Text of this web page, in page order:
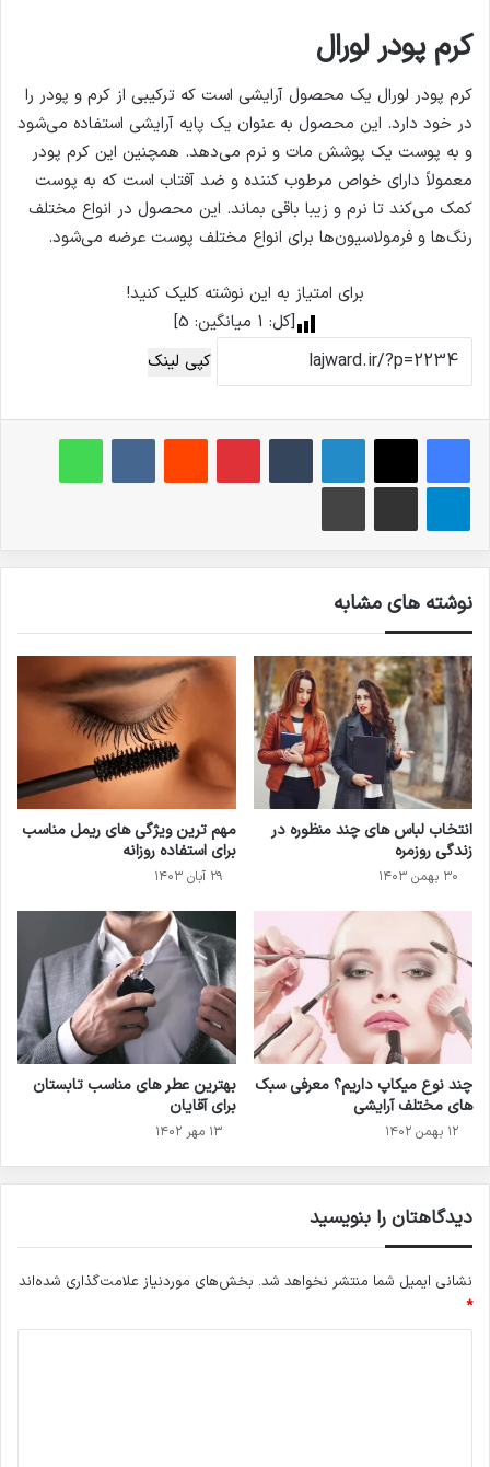
کرم پودر لورال
کرم پودر لورال یک محصول آرایشی است که ترکیبی از کرم و پودر را
در خود دارد. این محصول به عنوان یک پایه آرایشی استفاده می‌شود
و به پوست یک پوشش مات و نرم می‌دهد. همچنین این کرم پودر
معمولاً دارای خواص مرطوب کننده و ضد آفتاب است که به پوست
کمک می‌کند تا نرم و زیبا باقی بماند. این محصول در انواع مختلف
رنگ‌ها و فرمولاسیون‌ها برای انواع مختلف پوست عرضه می‌شود.
برای امتیاز به این نوشته کلیک کنید!
[کل: 1 میانگین: 5
]
کپی لینک
فیس بوک X لینکدین ‫تامبلر ‫پین‌ترست‫رددیت ‫VKontakteواتس آپ
تلگرام اشتراک گذاری از طریق ایمیل چاپ
نوشته های مشابه
انتخاب لباس های چند منظوره در
زندگی روزمره
۳۰ بهمن ۱۴۰۳
مهم ترین ویژگی های ریمل مناسب
برای استفاده روزانه
۲۹ آبان ۱۴۰۳
چند نوع میکاپ داریم؟ معرفی سبک
های مختلف آرایشی
۱۲ بهمن ۱۴۰۲
بهترین عطر های مناسب تابستان
برای آقایان
۱۳ مهر ۱۴۰۲
دیدگاهتان را بنویسید
نشانی ایمیل شما منتشر نخواهد شد. بخش‌های موردنیاز علامت‌گذاری شده‌اند
*